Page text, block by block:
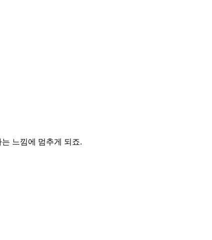
느낌에 멈추게 되죠.